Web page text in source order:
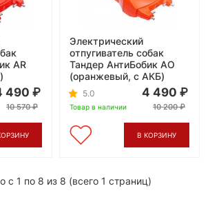
AR
490
10 570
Электрический
отпугиватель собак
Тандер АнтиБобик AO
(оранжевый, с АКБ)
5.0
Товар в наличии
4 490
10 200
В КОРЗИНУ
с 1 по 8 из 8 (всего 1 страниц)